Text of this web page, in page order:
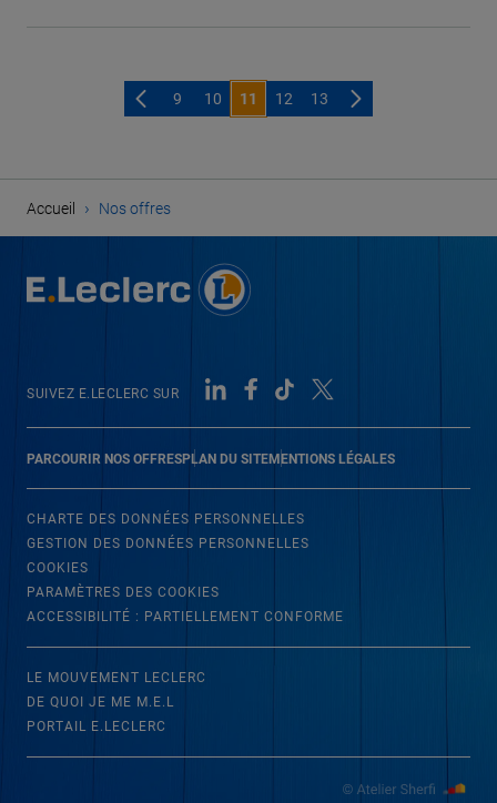
9 10 11 12 13
Accueil › Nos offres
PARCOURIR NOS OFFRESPLAN DU SITEMENTIONS LÉGALES
SUIVEZ E.LECLERC SUR
CHARTE DES DONNÉES PERSONNELLES
GESTION DES DONNÉES PERSONNELLES
COOKIES
PARAMÈTRES DES COOKIES
ACCESSIBILITÉ : PARTIELLEMENT CONFORME
LE MOUVEMENT LECLERC
DE QUOI JE ME M.E.L
PORTAIL E.LECLERC